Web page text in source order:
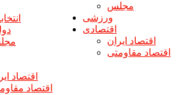
مجلس
ورزشی
اقتصادی
اقتصاد ایران
اقتصاد مقاومتی
اقتصاد
اقتصاد